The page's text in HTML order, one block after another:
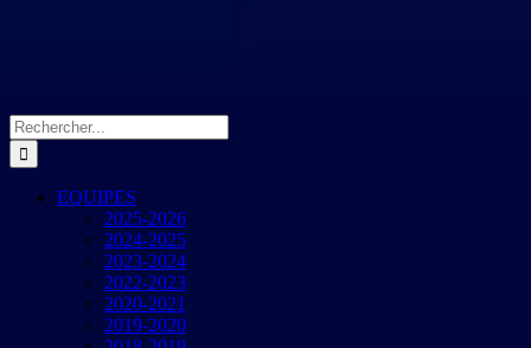
Rechercher:
EQUIPES
2025-2026
2024-2025
2023-2024
2022-2023
2020-2021
2019-2020